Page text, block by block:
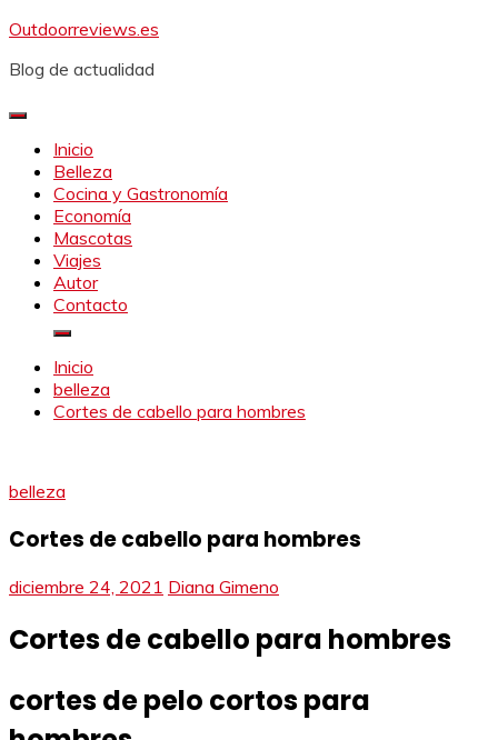
Saltar
contenido
Outdoorreviews.es
Blog de actualidad
Inicio
Belleza
Cocina y Gastronomía
Economía
Mascotas
Viajes
Autor
Contacto
Inicio
belleza
Cortes de cabello para hombres
belleza
Cortes de cabello para hombres
diciembre 24, 2021 Diana Gimeno
Cortes de cabello para hombres
cortes de pelo cortos para